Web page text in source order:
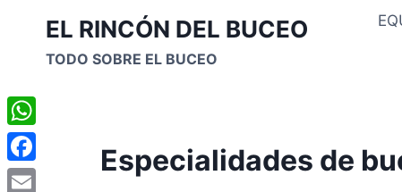
EL RINCÓN DEL BUCEO
TODO SOBRE EL BUCEO
Especialidades de
WhatsApp
Facebook